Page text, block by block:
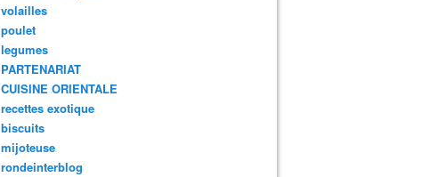
volailles
poulet
legumes
PARTENARIAT
CUISINE ORIENTALE
recettes exotique
biscuits
mijoteuse
rondeinterblog